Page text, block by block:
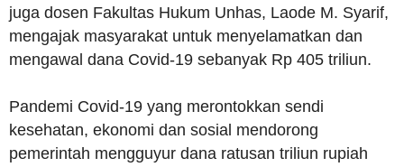
juga dosen Fakultas Hukum Unhas, Laode M. Syarif,
mengajak masyarakat untuk menyelamatkan dan
mengawal dana Covid-19 sebanyak Rp 405 triliun.
Pandemi Covid-19 yang merontokkan sendi
kesehatan, ekonomi dan sosial mendorong
pemerintah mengguyur dana ratusan triliun rupiah